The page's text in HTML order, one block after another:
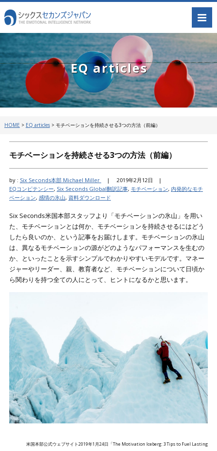
EQ articles
HOME > EQ articles> モチベーションを持続させる3つの方法（前編）
モチベーションを持続させる3つの方法（前編）
by : Six Seconds本部 Michael Miller |
2019年2月12日 |
EQコンピテンシー, Six Seconds Global翻訳記事, モチベーション, 内発的なモチ
ベーション, 感情の氷山, 資料ダウンロード
Six Seconds米国本部スタッフより「モチベーションの氷山」を用い
た、モチベーションとは何か、モチベーションを持続させるにはどう
したら良いのか、という記事をお届けします。モチベーションの氷山
は、異なるモチベーションの源がどのようなパフォーマンスを生むの
か、といったことを示すシンプルでわかりやすいモデルです。マネー
ジャーやリーダー、親、教育者など、モチベーションについて日頃か
ら関わりを持つ全ての人にとって、ヒントになるかと思います。
米国本部公式ウェブサイト2019年1月24日「The Motivation Iceberg: 3 Tips to Fuel Lasting